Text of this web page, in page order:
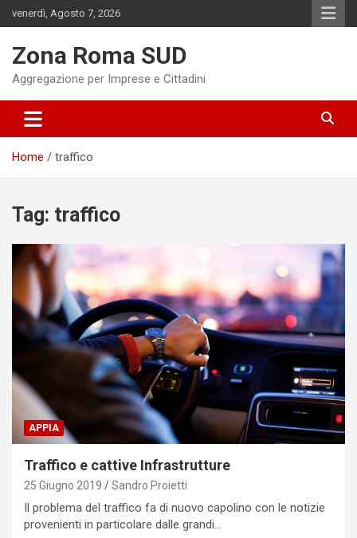
to
venerdì, Agosto 7, 2026
Zona Roma SUD
Aggregazione per Imprese e Cittadini
Home traffico
Tag: traffico
APPIA
Traffico e cattive Infrastrutture
25 Giugno 2019 Sandro Proietti
Il problema del traffico fa di nuovo capolino con le notizie
provenienti in particolare dalle grandi…